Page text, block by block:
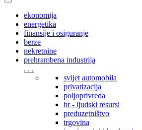
Toggle
navigationekonomija
energetika
finansije i osiguranje
berze
nekretnine
prehrambena industrija
. . .
svijet automobila
privatizacija
poljoprivreda
hr - ljudski resursi
preduzetništvo
trgovina